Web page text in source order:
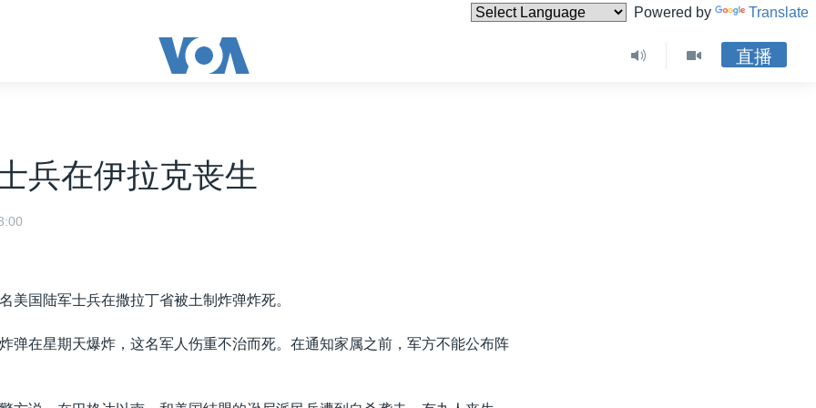
Powered by Translate
直播
兵在伊拉克丧生
美国陆军士兵在撒拉丁省被土制炸弹炸死。
弹在星期天爆炸，这名军人伤重不治而死。在通知家属之前，军方不能公布阵